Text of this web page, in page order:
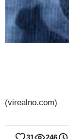
(virealno.com)
31 246